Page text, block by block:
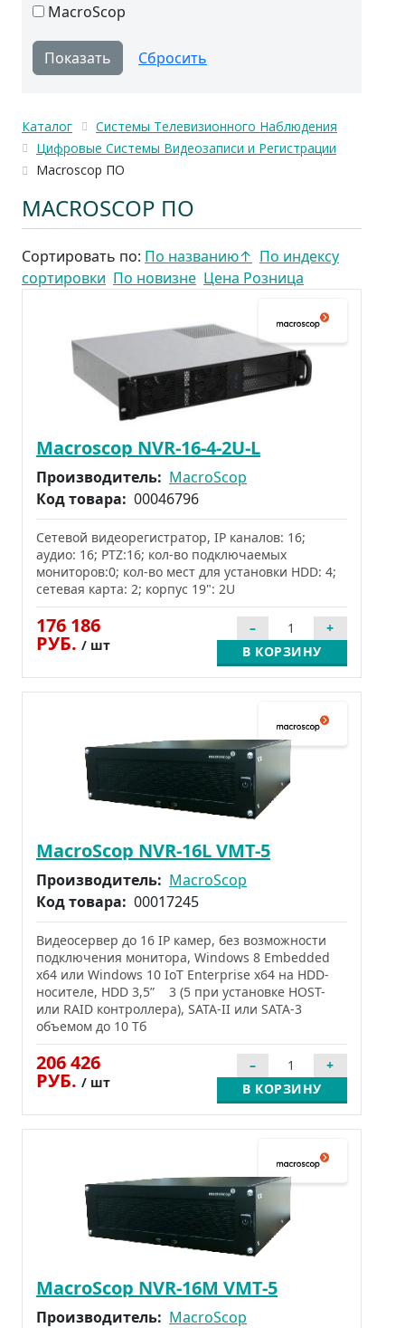
MacroScop
Каталог
Системы Телевизионного Наблюдения
Цифровые Системы Видеозаписи и Регистрации
Macroscop ПО
MACROSCOP ПО
Сортировать по: По названию↑ По индексу
сортировки По новизне Цена Розница
Macroscop NVR-16-4-2U-L
Производитель: MacroScop
Код товара: 00046796
Сетевой видеорегистратор, IP каналов: 16;
аудио: 16; PTZ:16; кол-во подключаемых
мониторов:0; кол-во мест для установки HDD: 4;
сетевая карта: 2; корпус 19": 2U
176 186
РУБ. / шт В КОРЗИНУ
MacroScop NVR-16L VMT-5
Производитель: MacroScop
Код товара: 00017245
Видеосервер до 16 IP камер, без возможности
подключения монитора, Windows 8 Embedded
x64 или Windows 10 IoT Enterprise x64 на HDD-
носителе, HDD 3,5” 3 (5 при установке HOST-
или RAID контроллера), SATA-II или SATA-3
объемом до 10 Тб
206 426
РУБ. / шт В КОРЗИНУ
MacroScop NVR-16M VMT-5
Производитель: MacroScop